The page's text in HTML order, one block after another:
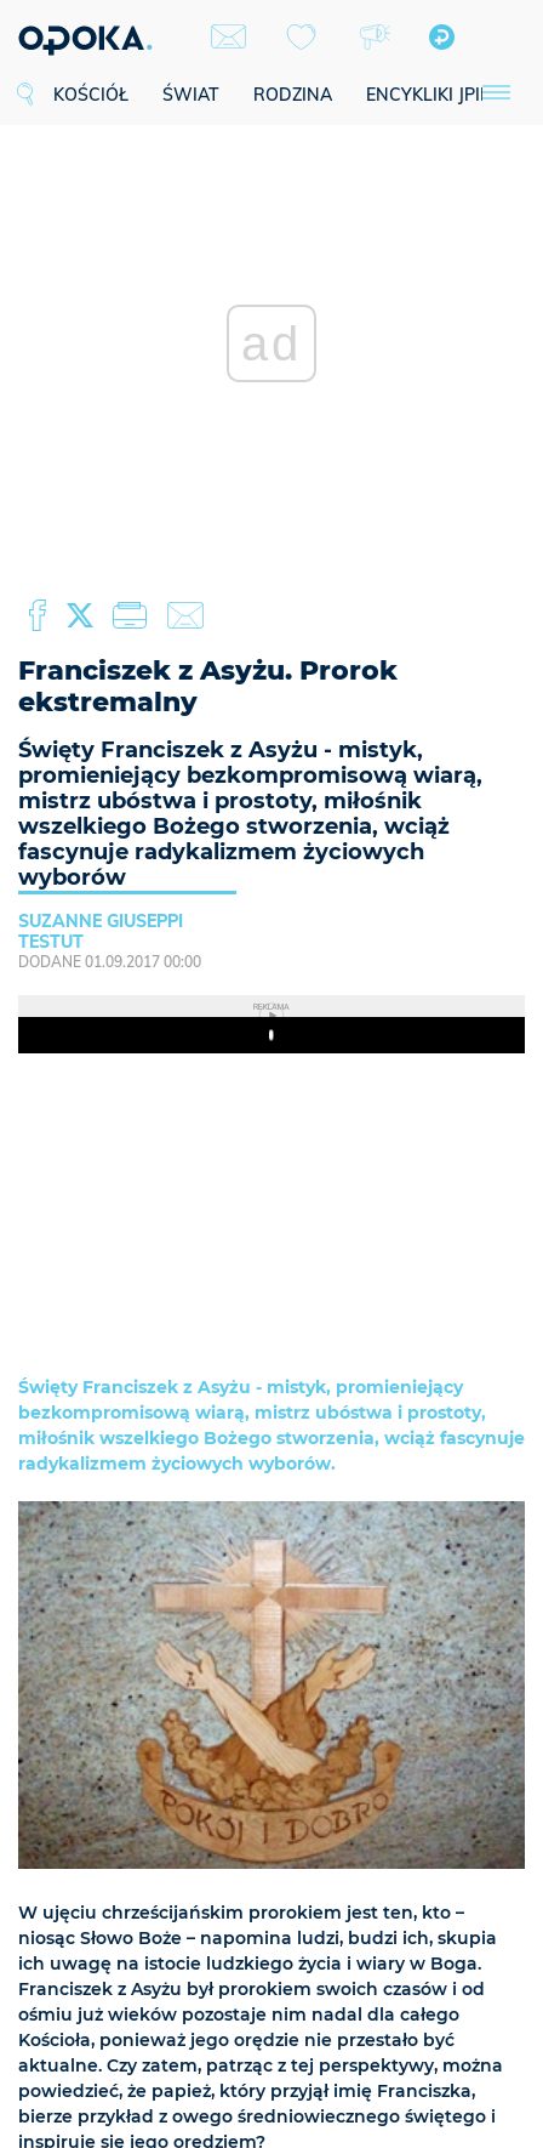
KOŚCIÓŁ ŚWIAT RODZINA ENCYKLIKI JPII
ad
Franciszek z Asyżu. Prorok
ekstremalny
Święty Franciszek z Asyżu - mistyk,
promieniejący bezkompromisową wiarą,
mistrz ubóstwa i prostoty, miłośnik
wszelkiego Bożego stworzenia, wciąż
fascynuje radykalizmem życiowych
wyborów
SUZANNE GIUSEPPI
TESTUT
DODANE 01.09.2017 00:00
REKLAMA
Play
Święty Franciszek z Asyżu - mistyk, promieniejący
bezkompromisową wiarą, mistrz ubóstwa i prostoty,
miłośnik wszelkiego Bożego stworzenia, wciąż fascynuje
radykalizmem życiowych wyborów.
W ujęciu chrześcijańskim prorokiem jest ten, kto –
niosąc Słowo Boże – napomina ludzi, budzi ich, skupia
ich uwagę na istocie ludzkiego życia i wiary w Boga.
Franciszek z Asyżu był prorokiem swoich czasów i od
ośmiu już wieków pozostaje nim nadal dla całego
Kościoła, ponieważ jego orędzie nie przestało być
aktualne. Czy zatem, patrząc z tej perspektywy, można
powiedzieć, że papież, który przyjął imię Franciszka,
bierze przykład z owego średniowiecznego świętego i
inspiruje się jego orędziem?